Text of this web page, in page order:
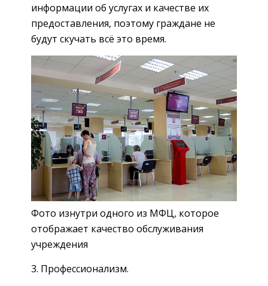
информации об услугах и качестве их
предоставления, поэтому граждане не
будут скучать всё это время.
Фото изнутри одного из МФЦ, которое
отображает качество обслуживания
учреждения
3. Профессионализм.